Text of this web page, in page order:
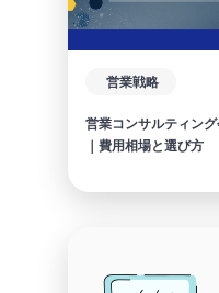
営業戦略
営業コンサルティン
｜費用相場と選び方